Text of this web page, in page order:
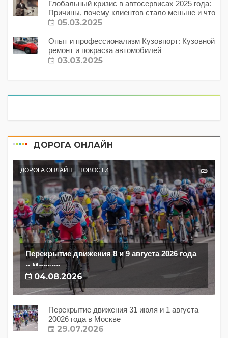
Глобальный кризис в автосервисах 2025 года:
Причины, почему клиентов стало меньше и что
с этим делать?
05.03.2025
Опыт и профессионализм Кузовпорт: Кузовной
ремонт и покраска автомобилей
03.03.2025
ДОРОГА ОНЛАЙН
ДОРОГА ОНЛАЙН НОВОСТИ
Перекрытие движения 8 и 9 августа 2026 года
в Москве
04.08.2026
Перекрытие движения 31 июля и 1 августа
20026 года в Москве
29.07.2026